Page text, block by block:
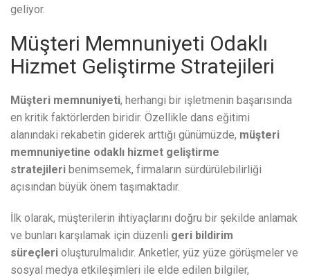
geliyor.
Müşteri Memnuniyeti Odaklı
Hizmet Geliştirme Stratejileri
Müşteri memnuniyeti, herhangi bir işletmenin başarısında
en kritik faktörlerden biridir. Özellikle dans eğitimi
alanındaki rekabetin giderek arttığı günümüzde, müşteri
memnuniyetine odaklı hizmet geliştirme
stratejileri benimsemek, firmaların sürdürülebilirliği
açısından büyük önem taşımaktadır.
İlk olarak, müşterilerin ihtiyaçlarını doğru bir şekilde anlamak
ve bunları karşılamak için düzenli geri bildirim
süreçleri oluşturulmalıdır. Anketler, yüz yüze görüşmeler ve
sosyal medya etkileşimleri ile elde edilen bilgiler,